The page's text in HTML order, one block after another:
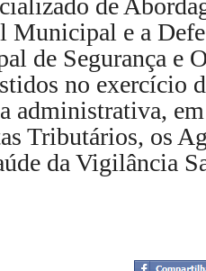
de
Municipal e a
de Segurança e
no exercício
administrativa,
Tributários, os
da Vigilância